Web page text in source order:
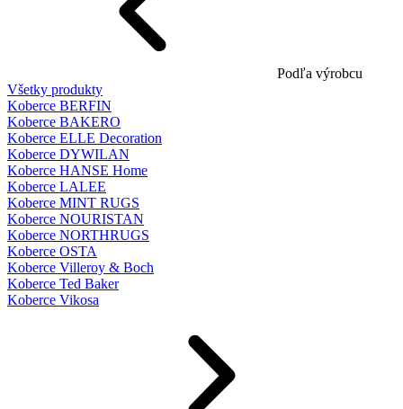
Podľa výrobcu
Všetky produkty
Koberce BERFIN
Koberce BAKERO
Koberce ELLE Decoration
Koberce DYWILAN
Koberce HANSE Home
Koberce LALEE
Koberce MINT RUGS
Koberce NOURISTAN
Koberce NORTHRUGS
Koberce OSTA
Koberce Villeroy & Boch
Koberce Ted Baker
Koberce Vikosa